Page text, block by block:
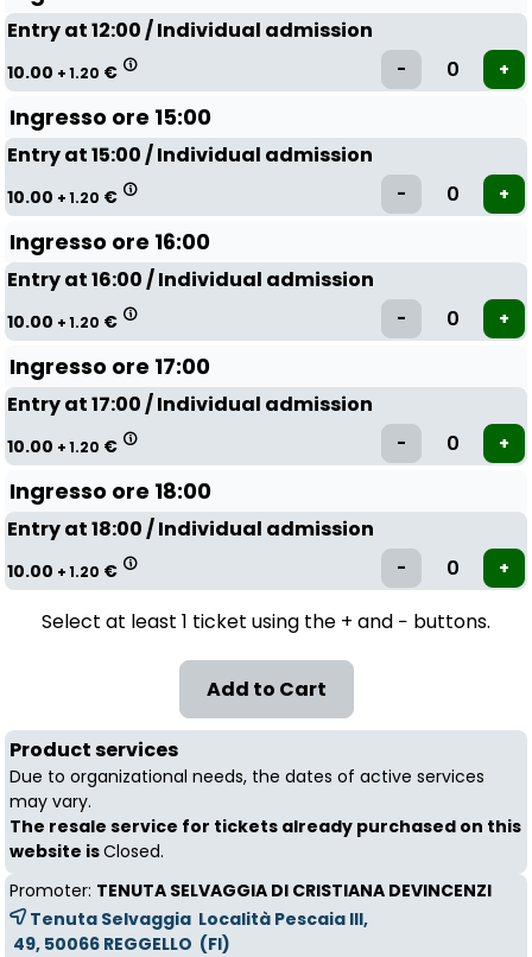
Entry at 12:00 / Individual admission
10.00 + 1.20 €
Ingresso ore 15:00
Entry at 15:00 / Individual admission
10.00 + 1.20 €
Ingresso ore 16:00
Entry at 16:00 / Individual admission
10.00 + 1.20 €
Ingresso ore 17:00
Entry at 17:00 / Individual admission
10.00 + 1.20 €
Ingresso ore 18:00
Entry at 18:00 / Individual admission
10.00 + 1.20 €
Select at least 1 ticket using the + and − buttons.
Product services
Due to organizational needs, the dates of active services
may vary.
The resale service for tickets already purchased on this
website isClosed.
Promoter: TENUTA SELVAGGIA DI CRISTIANA DEVINCENZI
Tenuta Selvaggia Località Pescaia III,
49, 50066 REGGELLO (FI)